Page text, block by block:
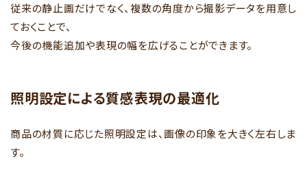
従来の静止画だけでなく、複数の角度から撮影データを用意し
ておくことで、
今後の機能追加や表現の幅を広げることができます。
照明設定による質感表現の最適化
商品の材質に応じた照明設定は、画像の印象を大きく左右しま
す。